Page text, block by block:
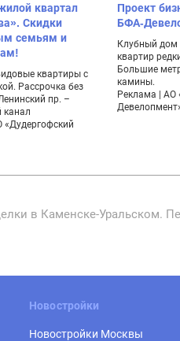
квартал
Скидки
семьям и
квартиры с
Рассрочка без
пр. –
канал
Проект
БФА-
Клубный дом
квартир
Большие
камины.
Реклама | АО
в Каменске-Уральском.
Новостройки
Новостройки Москвы